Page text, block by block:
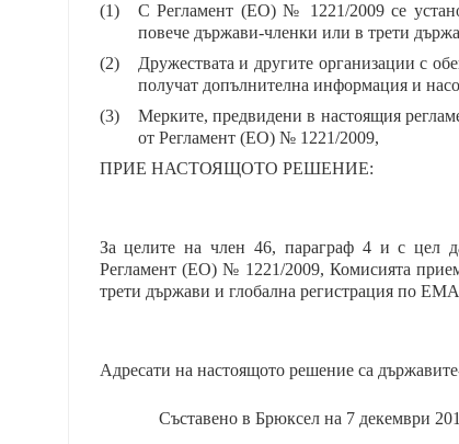
(1)
С Регламент (ЕО) № 1221/2009 се
повече държави-членки или в трети
(2)
Дружествата и другите организации с
получат допълнителна информация и
(3)
Мерките, предвидени в настоящия
от Регламент (ЕО) № 1221/2009,
ПРИЕ НАСТОЯЩОТО РЕШЕНИЕ:
За целите на член 46, параграф 4 и с цел
Регламент (ЕО) № 1221/2009, Комисията
трети държави и глобална регистрация по
Адресати на настоящото решение са
Съставено в Брюксел на 7 декември